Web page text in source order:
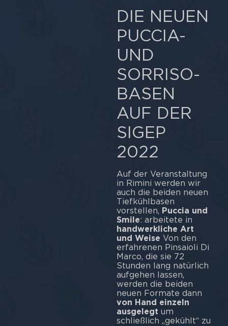
DIE NEUEN
PUCCIA-
UND
SORRISO-
BASEN
AUF DER
SIGEP
2022
Auf der Veranstaltung
in Rimini werden wir
auch die beiden neuen
Tiefkühlbasen
vorstellen, Puccia und
Smile: arbeitete in
handwerkliche Art
und Weise Von den
erfahrenen Pinsaioli Di
Marco, die sie 72
Stunden lang natürlich
aufgehen lassen,
werden die beiden
neuen Formate dann
von Hand einzeln
ausgelegt um
schließlich „gekühlt“ zu